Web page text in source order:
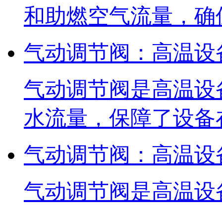
和助燃空气流量，
气动调节阀：高温
气动调节阀是高温
水流量，保障了设
气动调节阀：高温
气动调节阀是高温